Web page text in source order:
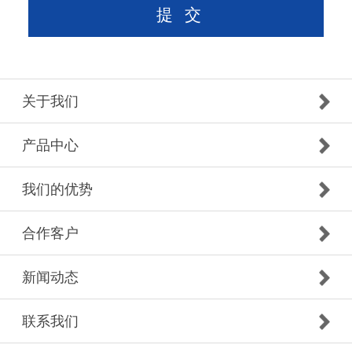
关于我们
产品中心
我们的优势
合作客户
新闻动态
联系我们